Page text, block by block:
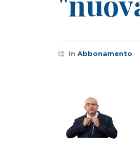
In Abbonamento